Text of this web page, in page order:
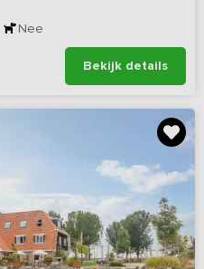
Nee
Bekijk details